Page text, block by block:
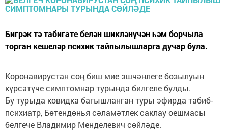
Бигрәк тә табигате белән шикләнүчән һәм борчыла
торган кешеләр психик тайпылышларга дучар була.
Коронавирустан соң биш мие эшчәнлеге бозылуын
күрсәтүче симптомнар турында билгеле булды.
Бу турыда ковидка багышланган туры эфирда табиб-
психиатр, Бөтендөнья сәламәтлек саклау оешмасы
белгече Владимир Менделевич сөйләде.